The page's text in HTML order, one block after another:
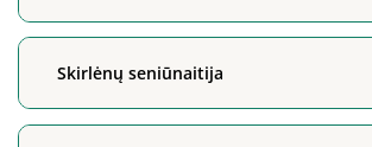
Skirlėnų seniūnaitija